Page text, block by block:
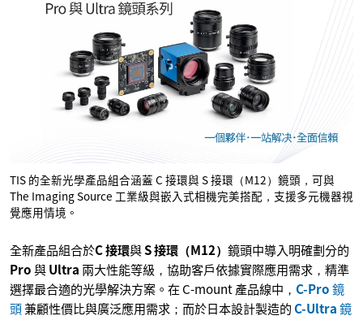
TIS 的全新光學產品組合涵蓋 C 接環與 S 接環（M12）鏡頭，可與
The Imaging Source 工業級與嵌入式相機完美搭配，支援多元機器視
覺應用情境。
全新產品組合於C 接環與S 接環（M12） 鏡頭中導入明確劃分的
Pro與Ultra 兩大性能等級，協助客戶依據實際應用需求，精準
選擇最合適的光學解決方案。在 C-mount 產品線中， C-Pro鏡
頭兼顧性價比與廣泛應用需求；而於日本設計製造的C-Ultra鏡